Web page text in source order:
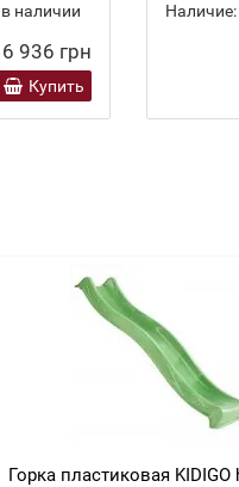
наличии
6 936 грн
Купить
Наличие:
Горка пластиковая